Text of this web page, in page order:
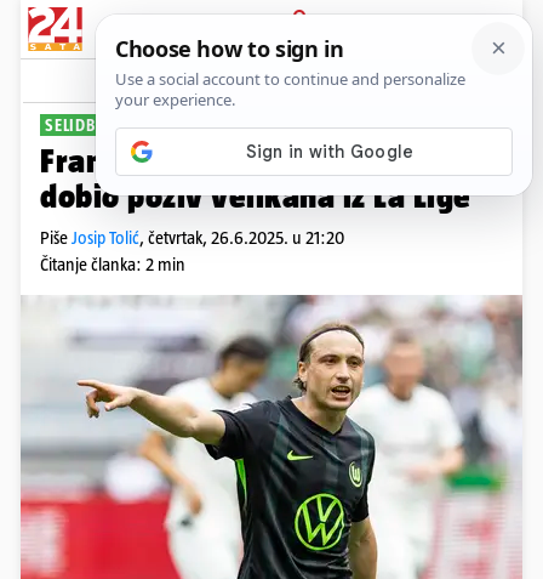
PRIJAVA
Sport Komentari
SELIDBA U ŠPANJOLSKU?
Francuzi tvrde: Lovro Majer je
dobio poziv velikana iz La Lige
PišeJosip Tolić, četvrtak, 26.6.2025. u 21:20
Čitanje članka: 2 min